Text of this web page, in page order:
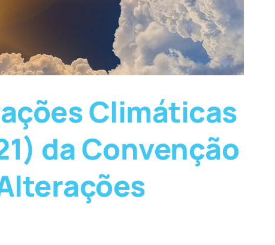
Climáticas
da Convenção